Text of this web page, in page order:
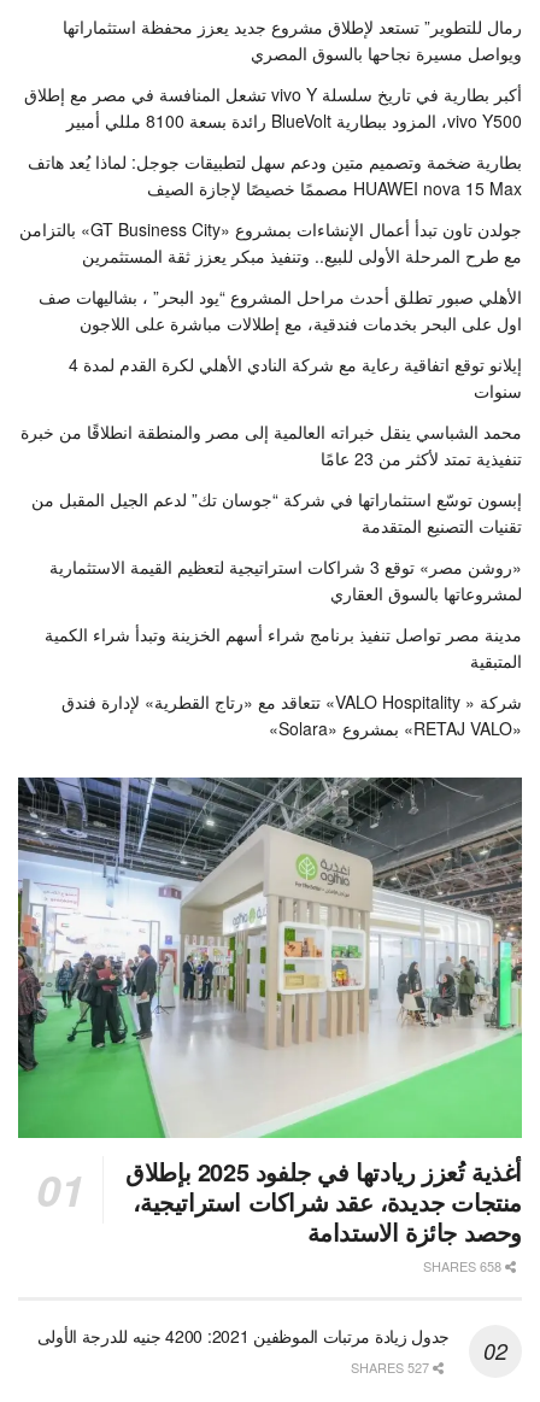
رمال للتطوير” تستعد لإطلاق مشروع جديد يعزز محفظة استثماراتها
ويواصل مسيرة نجاحها بالسوق المصري
أكبر بطارية في تاريخ سلسلة vivo Y تشعل المنافسة في مصر مع إطلاق
vivo Y500، المزود ببطارية BlueVolt رائدة بسعة 8100 مللي أمبير
بطارية ضخمة وتصميم متين ودعم سهل لتطبيقات جوجل: لماذا يُعد هاتف
HUAWEI nova 15 Max مصممًا خصيصًا لإجازة الصيف
جولدن تاون تبدأ أعمال الإنشاءات بمشروع «GT Business City» بالتزامن
مع طرح المرحلة الأولى للبيع.. وتنفيذ مبكر يعزز ثقة المستثمرين
الأهلي صبور تطلق أحدث مراحل المشروع “يود البحر” ، بشاليهات صف
اول على البحر بخدمات فندقية، مع إطلالات مباشرة على اللاجون
إيلانو توقع اتفاقية رعاية مع شركة النادي الأهلي لكرة القدم لمدة 4
سنوات
محمد الشباسي ينقل خبراته العالمية إلى مصر والمنطقة انطلاقًا من خبرة
تنفيذية تمتد لأكثر من 23 عامًا
إبسون توسّع استثماراتها في شركة “جوسان تك” لدعم الجيل المقبل من
تقنيات التصنيع المتقدمة
«روشن مصر» توقع 3 شراكات استراتيجية لتعظيم القيمة الاستثمارية
لمشروعاتها بالسوق العقاري
مدينة مصر تواصل تنفيذ برنامج شراء أسهم الخزينة وتبدأ شراء الكمية
المتبقية
شركة « VALO Hospitality» تتعاقد مع «رتاج القطرية» لإدارة فندق
«RETAJ VALO» بمشروع «Solara»
أغذية تُعزز ريادتها في جلفود 2025 بإطلاق
منتجات جديدة، عقد شراكات استراتيجية،
وحصد جائزة الاستدامة
جدول زيادة مرتبات الموظفين 2021: 4200 جنيه للدرجة الأولى